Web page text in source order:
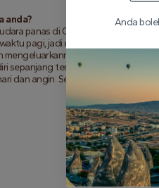
anda?
panas di Cappadocia, adalah
pagi, jadi disyorkan untuk
apabila suhu
sepanjang tempoh penerbangan.
dan angin. Secara keseluruhan,
Anda